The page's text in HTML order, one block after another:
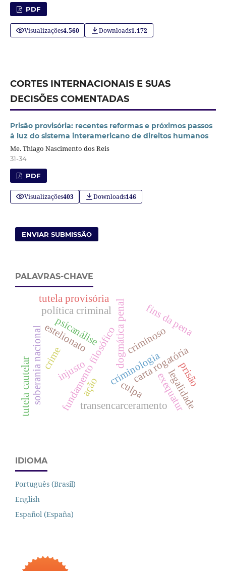
PDF
Visualizações4.560 Downloads1.172
CORTES INTERNACIONAIS E SUAS
DECISÕES COMENTADAS
Prisão provisória: recentes reformas e próximos passos
à luz do sistema interamericano de direitos humanos
Me. Thiago Nascimento dos Reis
31-34
PDF
Visualizações403 Downloads146
ENVIAR SUBMISSÃO
PALAVRAS-CHAVE
ação
crime dogmática penal
fundamento filosóficocriminologia
criminoso
psicanálise
injusto
culpa
transencarceramento
fins da pena
política criminal
carta rogatória
exequatur
soberania nacional legalidade
estelionato
prisão
tutela cautelar
tutela provisória
IDIOMA
Português (Brasil)
English
Español (España)